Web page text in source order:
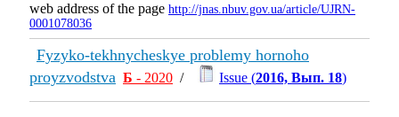
web address of the page http://jnas.nbuv.gov.ua/article/UJRN-
0001078036
Fyzyko-tekhnycheskye problemy hornoho
proyzvodstva Б - 2020 / Issue (2016, Вып. 18)